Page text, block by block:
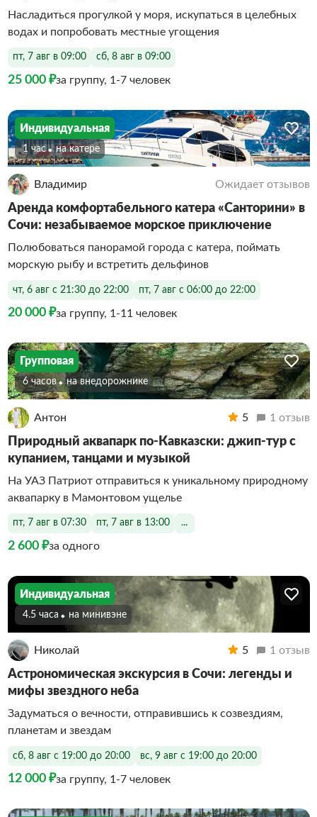
Насладиться прогулкой у моря, искупаться в целебных
водах и попробовать местные угощения
пт, 7 авг в 09:00 сб, 8 авг в 09:00
25 000 ₽за группу, 1-7 человек
Индивидуальная
1 час На катере
Владимир Ожидает отзывов
Аренда комфортабельного катера «Санторини» в
Сочи: незабываемое морское приключение
Полюбоваться панорамой города с катера, поймать
морскую рыбу и встретить дельфинов
чт, 6 авг с 21:30 до 22:00 пт, 7 авг с 06:00 до 22:00
20 000 ₽за группу, 1-11 человек
Групповая
6 часов На внедорожнике
Антон 5 1 отзыв
Природный аквапарк по-Кавказски: джип-тур с
купанием, танцами и музыкой
На УАЗ Патриот отправиться к уникальному природному
аквапарку в Мамонтовом ущелье
пт, 7 авг в 07:30 пт, 7 авг в 13:00 ...
2 600 ₽за одного
Индивидуальная
4.5 часа На минивэне
Николай 5 1 отзыв
Астрономическая экскурсия в Сочи: легенды и
мифы звездного неба
Задуматься о вечности, отправившись к созвездиям,
планетам и звездам
сб, 8 авг с 19:00 до 20:00 вс, 9 авг с 19:00 до 20:00
12 000 ₽за группу, 1-7 человек